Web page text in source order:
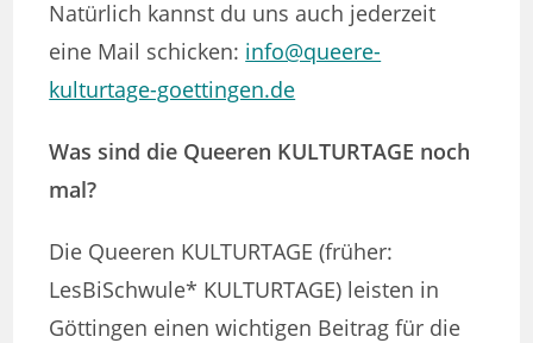
Natürlich kannst du uns auch jederzeit
eine Mail schicken: info@queere-
kulturtage-goettingen.de
Was sind die Queeren KULTURTAGE noch
mal?
Die Queeren KULTURTAGE (früher:
LesBiSchwule* KULTURTAGE) leisten in
Göttingen einen wichtigen Beitrag für die